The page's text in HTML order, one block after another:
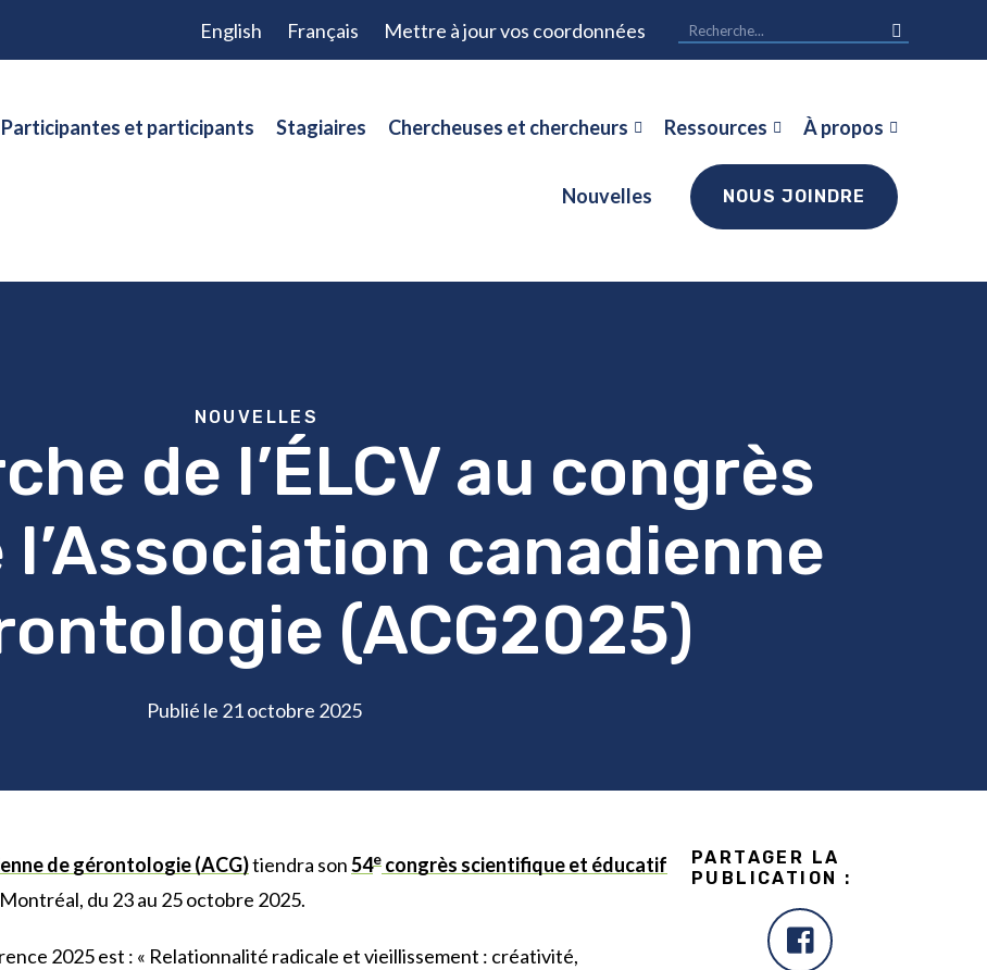
English Français Mettre à jour vos coordonnées
Participantes et participants Stagiaires Chercheuses et chercheurs Ressources À propos
Nouvelles NOUS JOINDRE
NOUVELLES
de l’ÉLCV au congrès
canadienne
(ACG2025)
Publié le 21 octobre 2025
de gérontologie (ACG)tiendra son54e congrès scientifique et éducatif
du 23 au 25 octobre 2025.
2025 est : « Relationnalité radicale et vieillissement : créativité,
PARTAGER LA
PUBLICATION :